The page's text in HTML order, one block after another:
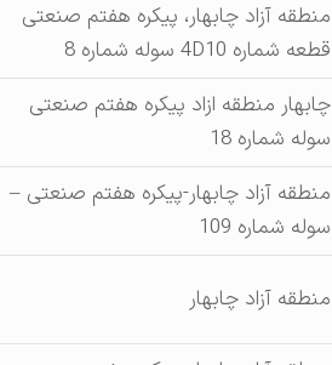
منطقه آزاد چابهار، پیکره هفتم صنعتی
قطعه شماره 4D10 سوله شماره 8
چابهار منطقه ازاد پیکره هفتم صنعتی
سوله شماره 18
منطقه آزاد چابهار-پیکره هفتم صنعتی –
سوله شماره 109
منطقه آزاد چابهار